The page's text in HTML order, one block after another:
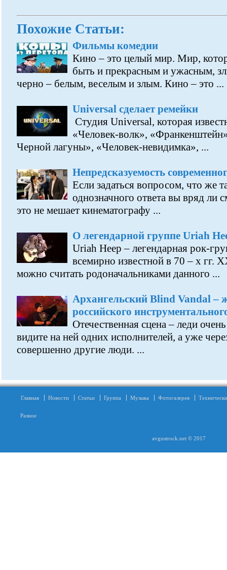
Похожие Статьи:
Фильмы комедии
Кино – это целый мир. Мир,
быть и прекрасным и ужасным,
черно – белым, веселым и злым. Кино – это ...
Universal сделает ремейки
Cтудия Universal, которая
«Человек-волк»,
Черной лагуны», «Человек-невидимка», ...
Непредсказуемость
Если задаться вопросом, что же
однозначного ответа вы вряд ли
это не мешает кинематографу ...
О легендарной группе Uriah
Uriah Heep – легендарная рок-
всемирно известной в 70 – х гг.
можно считать родоначальниками данного ...
Архангельский Blind Vandal –
российского
Отечественная сцена – леди
видите на ней одних исполнителей, а уже
совершенно другие люди. ...
Главная Новости Статьи Группа Музыка Фотогалерея
Разное
avgustrock.net © 2017